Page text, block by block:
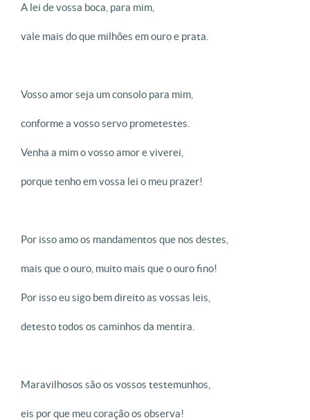
A lei de vossa boca, para mim,
vale mais do que milhões em ouro e prata.
Vosso amor seja um consolo para mim,
conforme a vosso servo prometestes.
Venha a mim o vosso amor e viverei,
porque tenho em vossa lei o meu prazer!
Por isso amo os mandamentos que nos destes,
mais que o ouro, muito mais que o ouro fino!
Por isso eu sigo bem direito as vossas leis,
detesto todos os caminhos da mentira.
Maravilhosos são os vossos testemunhos,
eis por que meu coração os observa!